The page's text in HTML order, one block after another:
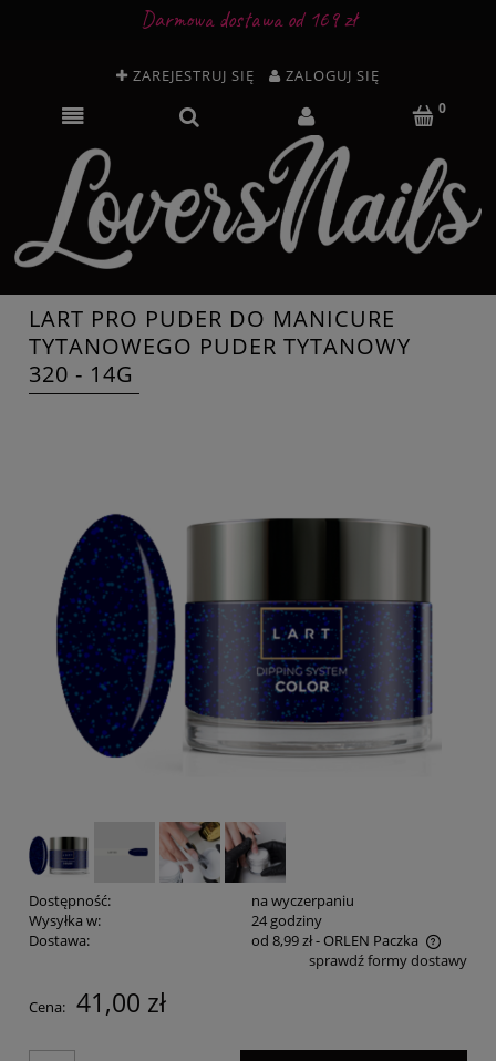
Darmowa dostawa od 169 zł
ZAREJESTRUJ SIĘ ZALOGUJ SIĘ
LART PRO PUDER DO MANICURE
TYTANOWEGO PUDER TYTANOWY
320 - 14G
Dostępność:
na wyczerpaniu
Wysyłka w:
24 godziny
Dostawa:
od 8,99 zł- ORLEN Paczka
Cena nie zawiera ewentualnych kosztów płatnościsprawdź formy dostawy
Cena: 41,00 zł